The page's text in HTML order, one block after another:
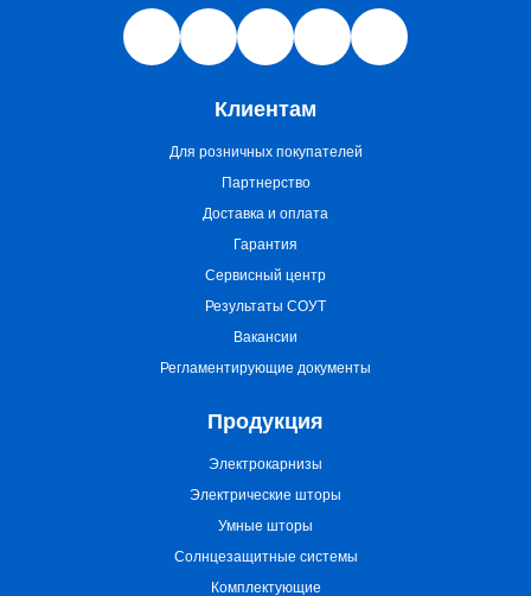
Клиентам
Для розничных покупателей
Партнерство
Доставка и оплата
Гарантия
Сервисный центр
Результаты СОУТ
Вакансии
Регламентирующие документы
Продукция
Электрокарнизы
Электрические шторы
Умные шторы
Солнцезащитные системы
Комплектующие